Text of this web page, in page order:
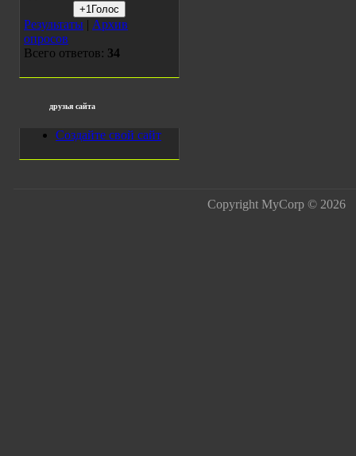
Результаты | Архив
опросов
Всего ответов: 34
друзья сайта
Создайте свой сайт
Copyright MyCorp © 2026